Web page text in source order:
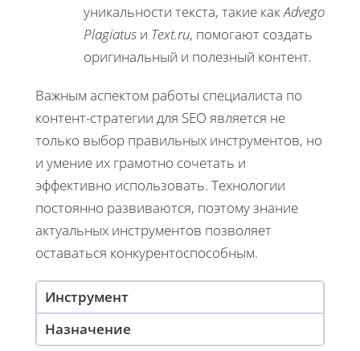
уникальности текста, такие какAdvego
Plagiatus и Text.ru, помогают создать
оригинальный и полезный контент.
Важным аспектом работы специалиста по
контент-стратегии для SEO является не
только выбор правильных инструментов, но
и умение их грамотно сочетать и
эффективно использовать. Технологии
постоянно развиваются, поэтому знание
актуальных инструментов позволяет
оставаться конкурентоспособным.
Инструмент
Назначение